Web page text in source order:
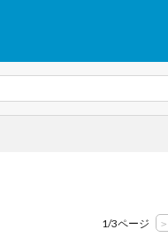
1/3ページ >